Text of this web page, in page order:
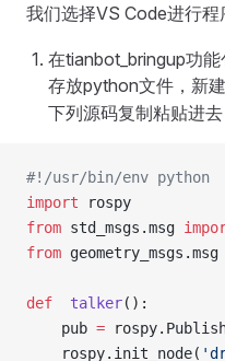
我们选择VS Code进行程
在tianbot_bringup功
存放python文件，新建
下列源码复制粘贴进去
#!/usr/bin/env python
import rospy
from std_msgs.msg
from geometry_msgs.msg
def
  talker
():
    pub
=
    rospy.init_node(